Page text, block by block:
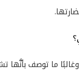
ما توصف بأنَّها